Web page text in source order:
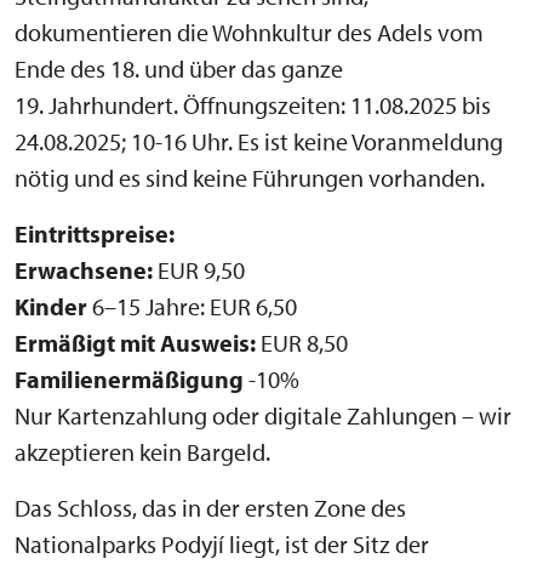
dokumentieren die Wohnkultur des Adels vom
Ende des 18. und über das ganze
19. Jahrhundert. Öffnungszeiten: 11.08.2025 bis
24.08.2025; 10-16 Uhr. Es ist keine Voranmeldung
nötig und es sind keine Führungen vorhanden.
Eintrittspreise:
Erwachsene: EUR 9,50
Kinder6–15 Jahre: EUR 6,50
Ermäßigt mit Ausweis: EUR 8,50
Familienermäßigung -10%
Nur Kartenzahlung oder digitale Zahlungen – wir
akzeptieren kein Bargeld.
Das Schloss, das in der ersten Zone des
Nationalparks Podyjí liegt, ist der Sitz der